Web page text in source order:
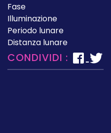
Fase
Illuminazione
Periodo lunare
Distanza lunare
CONDIVIDI :